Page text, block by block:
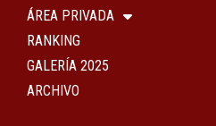
ÁREA PRIVADA
RANKING
GALERÍA 2025
ARCHIVO